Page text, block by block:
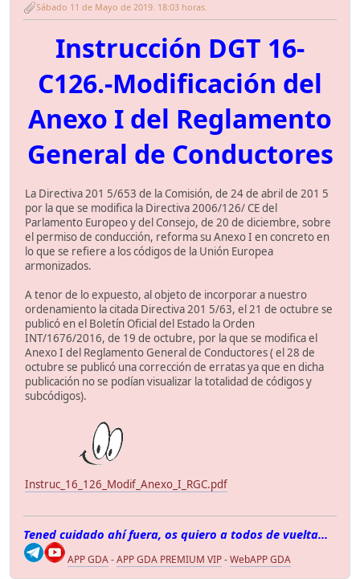
Sábado 11 de Mayo de 2019. 18:03 horas.
Instrucción DGT 16-
C126.-Modificación del
Anexo I del Reglamento
General de Conductores
La Directiva 201 5/653 de la Comisión, de 24 de abril de 201 5
por la que se modifica la Directiva 2006/126/ CE del
Parlamento Europeo y del Consejo, de 20 de diciembre, sobre
el permiso de conducción, reforma su Anexo I en concreto en
lo que se refiere a los códigos de la Unión Europea
armonizados.
A tenor de lo expuesto, al objeto de incorporar a nuestro
ordenamiento la citada Directiva 201 5/63, el 21 de octubre se
publicó en el Boletín Oficial del Estado la Orden
INT/1676/2016, de 19 de octubre, por la que se modifica el
Anexo I del Reglamento General de Conductores ( el 28 de
octubre se publicó una corrección de erratas ya que en dicha
publicación no se podían visualizar la totalidad de códigos y
subcódigos).
Instruc_16_126_Modif_Anexo_I_RGC.pdf
Tened cuidado ahí fuera, os quiero a todos de vuelta...
APP GDA-APP GDA PREMIUM VIP-WebAPP GDA